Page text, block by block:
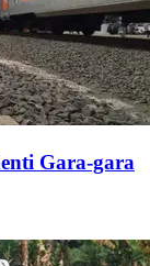
Gara-gara